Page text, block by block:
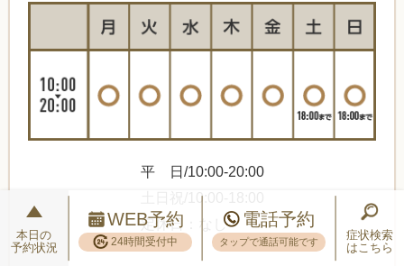
平 日/10:00-20:00
土日祝/10:00-18:00
定休日：なし
本日の
予約状況
WEB予約
24時間受付中
電話予約
タップで通話可能です
症状検索
はこちら